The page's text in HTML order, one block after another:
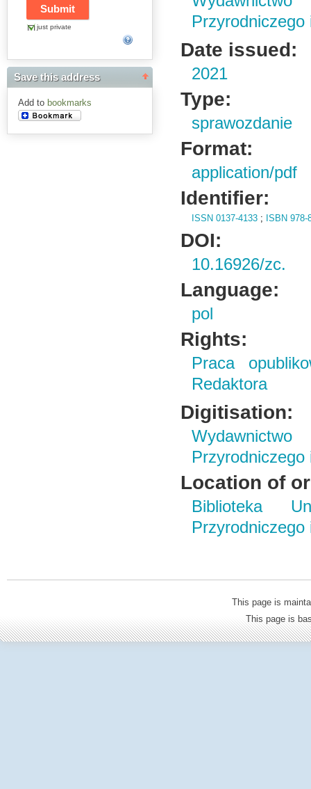
just private
Save this address
Add to bookmarks
Przyrodniczego
Date issued:
2021
Type:
sprawozdanie
Format:
application/pdf
Identifier:
ISSN 0137-4133 ; ISBN 978-
DOI:
10.16926/zc.
Language:
pol
Rights:
Praca
Redaktora
Digitisation:
Przyrodniczego
Location of
Biblioteka
Przyrodniczego
This page is
This page is